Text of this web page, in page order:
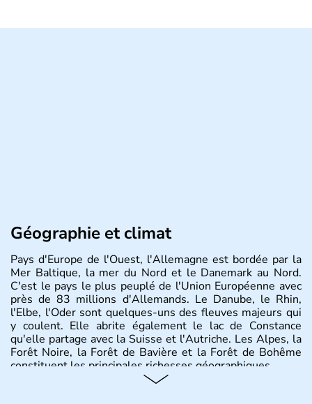
Géographie et climat
Pays d'Europe de l'Ouest, l'Allemagne est bordée par la
Mer Baltique, la mer du Nord et le Danemark au Nord.
C'est le pays le plus peuplé de l'Union Européenne avec
près de 83 millions d'Allemands. Le Danube, le Rhin,
l'Elbe, l'Oder sont quelques-uns des fleuves majeurs qui
y coulent. Elle abrite également le lac de Constance
qu'elle partage avec la Suisse et l'Autriche. Les Alpes, la
Forêt Noire, la Forêt de Bavière et la Forêt de Bohême
constituent les principales richesses géographiques.